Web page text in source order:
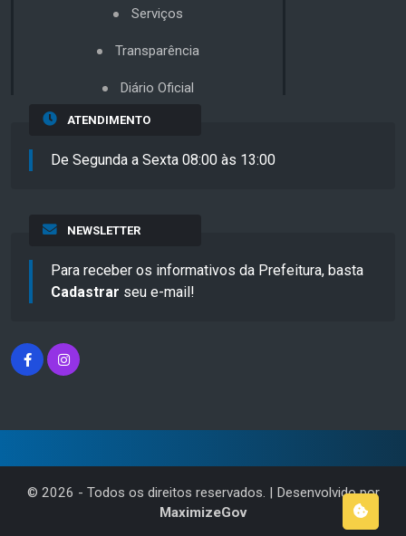
Serviços
Transparência
Diário Oficial
ATENDIMENTO
De Segunda a Sexta 08:00 às 13:00
NEWSLETTER
Para receber os informativos da Prefeitura, basta
Cadastrar seu e-mail!
© 2026 - Todos os direitos reservados. | Desenvolvido por
MaximizeGov